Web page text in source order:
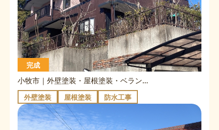
完成
小牧市｜外壁塗装・屋根塗装・ベランダ防水｜S様邸
外壁塗装 屋根塗装 防水工事